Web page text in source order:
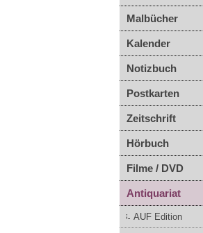
Malbücher
Kalender
Notizbuch
Postkarten
Zeitschrift
Hörbuch
Filme / DVD
Antiquariat
AUF Edition